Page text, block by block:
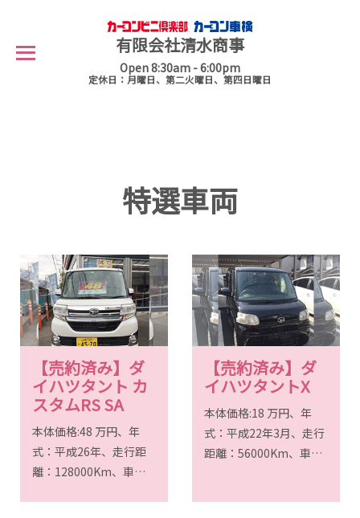
有限会社清水商事
Open 8:30am - 6:00pm
定休日：月曜日、第二火曜日、第四日曜日
特選車両
【売約済み】ダ
イハツタント カ
スタムRS SA
本体価格:48 万円、年
式：平成26年、走行距
離：128000Km、車検
【売約済み】ダ
イハツタントX
本体価格:18 万円、年
式：平成22年3月、走行
距離：56000Km、車検